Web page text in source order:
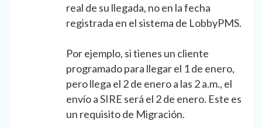
real de su llegada, no en la fecha
registrada en el sistema de LobbyPMS.
Por ejemplo, si tienes un cliente
programado para llegar el 1 de enero,
pero llega el 2 de enero a las 2 a.m., el
envío a SIRE será el 2 de enero. Este es
un requisito de Migración.